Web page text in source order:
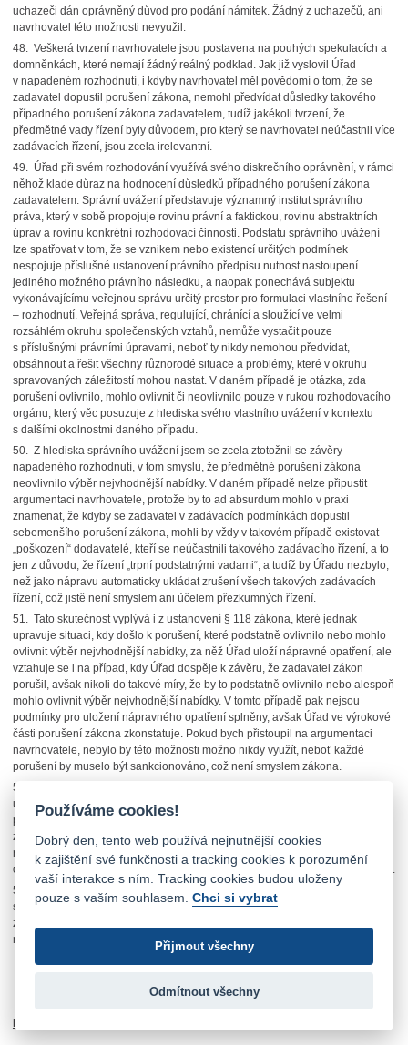
uchazeči dán oprávněný důvod pro podání námitek. Žádný z uchazečů, ani
navrhovatel této možnosti nevyužil.
48. Veškerá tvrzení navrhovatele jsou postavena na pouhých spekulacích a
domněnkách, které nemají žádný reálný podklad. Jak již vyslovil Úřad
v napadeném rozhodnutí, i kdyby navrhovatel měl povědomí o tom, že se
zadavatel dopustil porušení zákona, nemohl předvídat důsledky takového
případného porušení zákona zadavatelem, tudíž jakékoli tvrzení, že
předmětné vady řízení byly důvodem, pro který se navrhovatel neúčastnil více
zadávacích řízení, jsou zcela irelevantní.
49. Úřad při svém rozhodování využívá svého diskrečního oprávnění, v rámci
něhož klade důraz na hodnocení důsledků případného porušení zákona
zadavatelem. Správní uvážení představuje významný institut správního
práva, který v sobě propojuje rovinu právní a faktickou, rovinu abstraktních
úprav a rovinu konkrétní rozhodovací činnosti. Podstatu správního uvážení
lze spatřovat v tom, že se vznikem nebo existencí určitých podmínek
nespojuje příslušné ustanovení právního předpisu nutnost nastoupení
jediného možného právního následku, a naopak ponechává subjektu
vykonávajícímu veřejnou správu určitý prostor pro formulaci vlastního řešení
– rozhodnutí. Veřejná správa, regulující, chránící a sloužící ve velmi
rozsáhlém okruhu společenských vztahů, nemůže vystačit pouze
s příslušnými právními úpravami, neboť ty nikdy nemohou předvídat,
obsáhnout a řešit všechny různorodé situace a problémy, které v okruhu
spravovaných záležitostí mohou nastat. V daném případě je otázka, zda
porušení ovlivnilo, mohlo ovlivnit či neovlivnilo pouze v rukou rozhodovacího
orgánu, který věc posuzuje z hlediska svého vlastního uvážení v kontextu
s dalšími okolnostmi daného případu.
50. Z hlediska správního uvážení jsem se zcela ztotožnil se závěry
napadeného rozhodnutí, v tom smyslu, že předmětné porušení zákona
neovlivnilo výběr nejvhodnější nabídky. V daném případě nelze připustit
argumentaci navrhovatele, protože by to ad absurdum mohlo v praxi
znamenat, že kdyby se zadavatel v zadávacích podmínkách dopustil
sebemenšího porušení zákona, mohli by vždy v takovém případě existovat
„poškození“ dodavatelé, kteří se neúčastnili takového zadávacího řízení, a to
jen z důvodu, že řízení „trpní podstatnými vadami“, a tudíž by Úřadu nezbylo,
než jako nápravu automaticky ukládat zrušení všech takových zadávacích
řízení, což jistě není smyslem ani účelem přezkumných řízení.
51. Tato skutečnost vyplývá i z ustanovení § 118 zákona, které jednak
upravuje situaci, kdy došlo k porušení, které podstatně ovlivnilo nebo mohlo
ovlivnit výběr nejvhodnější nabídky, za něž Úřad uloží nápravné opatření, ale
vztahuje se i na případ, kdy Úřad dospěje k závěru, že zadavatel zákon
porušil, avšak nikoli do takové míry, že by to podstatně ovlivnilo nebo alespoň
mohlo ovlivnit výběr nejvhodnější nabídky. V tomto případě pak nejsou
podmínky pro uložení nápravného opatření splněny, avšak Úřad ve výrokové
části porušení zákona zkonstatuje. Pokud bych přistoupil na argumentaci
navrhovatele, nebylo by této možnosti možno nikdy využít, neboť každé
porušení by muselo být sankcionováno, což není smyslem zákona.
52. Pokud navrhovatel namítá, že v odůvodnění napadeného rozhodnutí je
uvedeno, že společnost CE WOOD je jediným akcionářem navrhovatele,
přičemž tuto skutečnost spojuje s možností účastnit se vyššího počtu
zadávacích řízení, konstatuji, že tato skutečnost byla v napadeném
rozhodnutí uvedena pouze pro úplnost, což je zřejmé z úvodní věci druhého
odstavce na straně 24 a neměla na posouzení merita problematiky žádný vliv.
53. Závěrem tedy uvádím, že v daném případě Úřad, řízen zásadou
správního uvážení rozhodl správně, když konstatoval porušení zákona
z hlediska překročení zákonné výše jistoty bez vlivu na výběr nejvhodnější
nabídky.
K výroku V. rozhodnutí
Používáme cookies!
Dobrý den, tento web používá nejnutnější cookies
k zajištění své funkčnosti a tracking cookies k porozumění
vaší interakce s ním. Tracking cookies budou uloženy
pouze s vaším souhlasem.Chci si vybrat
Přijmout všechny
Odmítnout všechny